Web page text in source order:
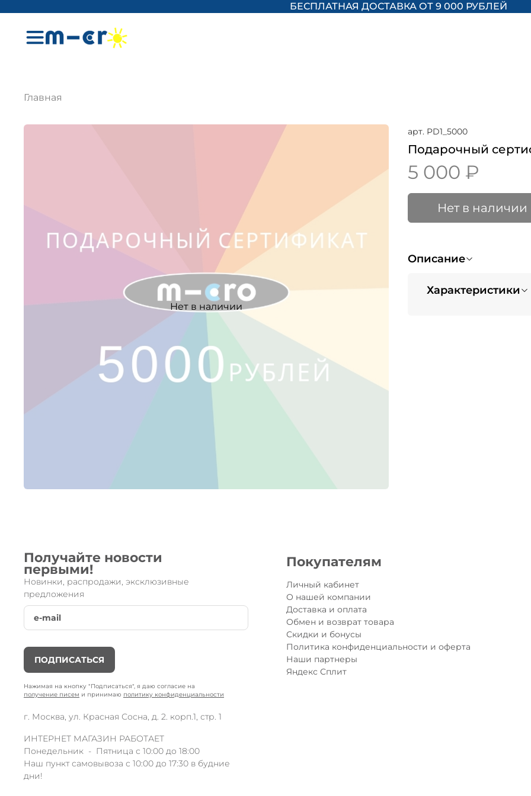
БЕСПЛАТНАЯ ДОСТАВКА ОТ 9 000 РУБЛЕЙ
Главная
Нет в наличии
арт. PD1_5000
Подарочный
5 000 ₽
Нет в наличии
Описание
" Решаете, что подарить
* Подарочные сертификаты
Характеристики
Получайте новости
первыми!
Новинки, распродажи, эксклюзивные
предложения
ПОДПИСАТЬСЯ
Нажимая на кнопку "Подписаться", я даю согласие на
получение писем и принимаю политику конфиденциальности
г. Москва, ул. Красная Сосна, д. 2. корп.1, стр. 1
ИНТЕРНЕТ МАГАЗИН РАБОТАЕТ
Понедельник - Пятница с 10:00 до 18:00
Наш пункт самовывоза с 10:00 до 17:30 в будние
дни!
Покупателям
Личный кабинет
О нашей компании
Доставка и оплата
Обмен и возврат товара
Скидки и бонусы
Политика конфиденциальности и оферта
Наши партнеры
Яндекс Сплит